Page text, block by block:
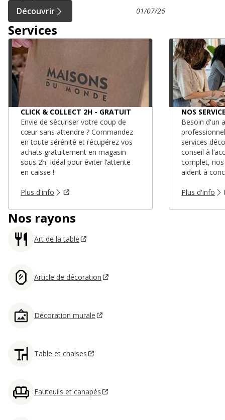
Découvrir 01/07/26
Services
CLICK & COLLECT 2H - GRATUIT
Envie de sécuriser votre coup de
cœur sans attendre ? Commandez
en toute sérénité et récupérez vos
achats gratuitement en magasin
sous 2h. Idéal pour éviter l’attente
en caisse !
Plus d'info
NOS
Besoin d'un
services
conseil à
complet,
aident à
Plus d'info
Nos rayons
Art de la table
Article de décoration
Décoration murale
Table et chaises
Fauteuils et canapés